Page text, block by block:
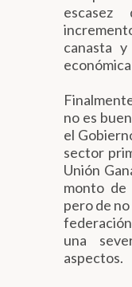
escasez
canasta
no es
el
sector
Unión
monto de
pero de
una
aspectos.